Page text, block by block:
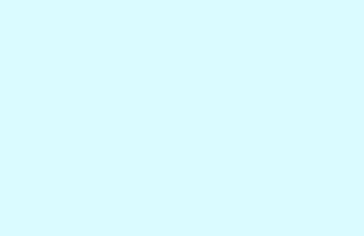
Dag 5: (27 km)